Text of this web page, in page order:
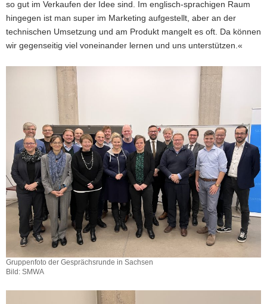
so gut im Verkaufen der Idee sind. Im englisch-sprachigen Raum
hingegen ist man super im Marketing aufgestellt, aber an der
technischen Umsetzung und am Produkt mangelt es oft. Da können
wir gegenseitig viel voneinander lernen und uns unterstützen.«
Gruppenfoto der Gesprächsrunde in Sachsen
Bild: SMWA